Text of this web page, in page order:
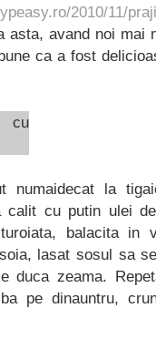
2010/11/
asta, avand noi mai
ca a fost
numaidecat la
calit cu putin ulei
balacita
lasat sosul sa
zeama.
pe dinauntru,